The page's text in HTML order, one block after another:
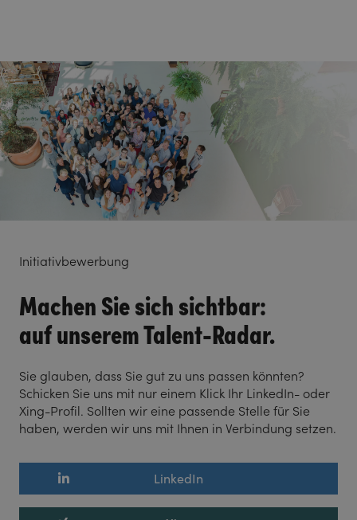
Initiativbewerbung
Machen Sie sich sichtbar:
auf unserem Talent-Radar.
Sie glauben, dass Sie gut zu uns passen könnten?
Schicken Sie uns mit nur einem Klick Ihr LinkedIn- oder
Xing-Profil. Sollten wir eine passende Stelle für Sie
haben, werden wir uns mit Ihnen in Verbindung setzen.
LinkedIn